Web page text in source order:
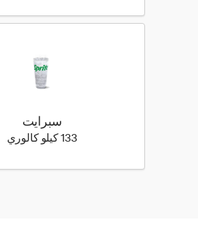
سبرايت
133 كيلو كالوري